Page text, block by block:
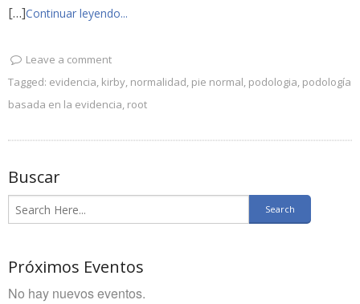
[…]Continuar leyendo...
Leave a comment
Tagged: evidencia, kirby, normalidad, pie normal, podologia, podología
basada en la evidencia, root
Buscar
Próximos Eventos
No hay nuevos eventos.